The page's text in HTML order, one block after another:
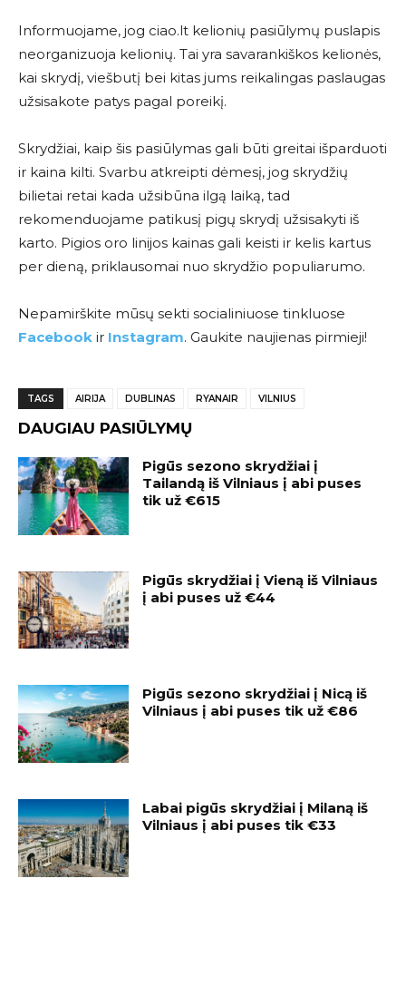
Informuojame, jog ciao.lt kelionių pasiūlymų puslapis
neorganizuoja kelionių. Tai yra savarankiškos kelionės,
kai skrydį, viešbutį bei kitas jums reikalingas paslaugas
užsisakote patys pagal poreikį.
Skrydžiai, kaip šis pasiūlymas gali būti greitai išparduoti
ir kaina kilti. Svarbu atkreipti dėmesį, jog skrydžių
bilietai retai kada užsibūna ilgą laiką, tad
rekomenduojame patikusį pigų skrydį užsisakyti iš
karto. Pigios oro linijos kainas gali keisti ir kelis kartus
per dieną, priklausomai nuo skrydžio populiarumo.
Nepamirškite mūsų sekti socialiniuose tinkluose
Facebook ir Instagram. Gaukite naujienas pirmieji!
TAGS AIRIJA DUBLINAS RYANAIR VILNIUS
DAUGIAU PASIŪLYMŲ
Pigūs sezono skrydžiai į
Tailandą iš Vilniaus į abi puses
tik už €615
Pigūs skrydžiai į Vieną iš Vilniaus
į abi puses už €44
Pigūs sezono skrydžiai į Nicą iš
Vilniaus į abi puses tik už €86
Labai pigūs skrydžiai į Milaną iš
Vilniaus į abi puses tik €33